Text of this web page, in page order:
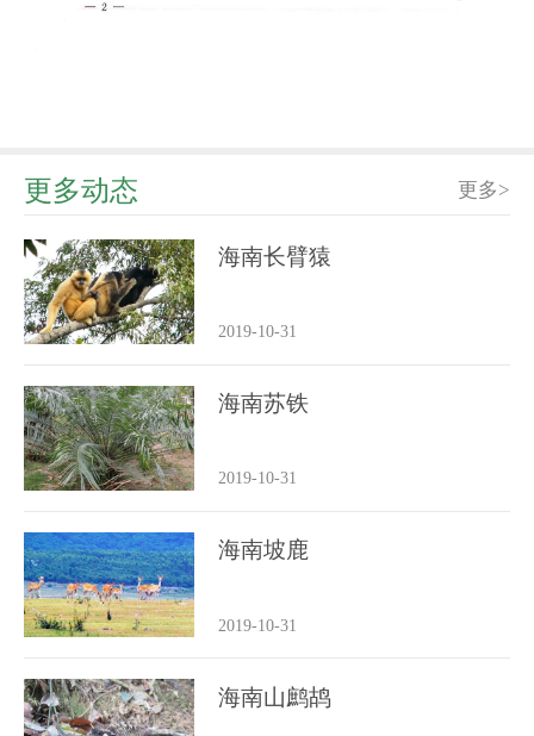
更多动态 更多>
海南长臂猿
2019-10-31
海南苏铁
2019-10-31
海南坡鹿
2019-10-31
海南山鹧鸪